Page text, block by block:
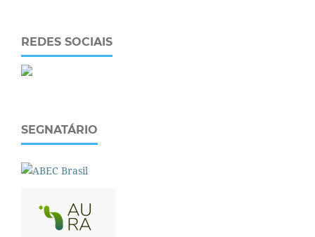
REDES SOCIAIS
SEGNATÁRIO